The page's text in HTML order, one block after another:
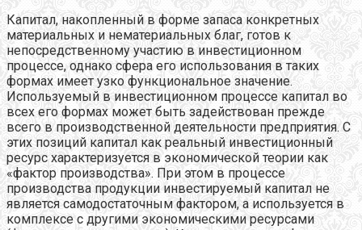
Капитал, накопленный в форме запаса конкретных
материальных и нематериальных благ, готов к
непосредственному участию в инвестиционном
процессе, однако сфера его использования в таких
формах имеет узко функциональное значение.
Используемый в инвестиционном процессе капитал во
всех его формах может быть задействован прежде
всего в производственной деятельности предприятия. С
этих позиций капитал как реальный инвестиционный
ресурс характеризуется в экономической теории как
«фактор производства». При этом в процессе
производства продукции инвестируемый капитал не
является самодостаточным фактором, а используется в
комплексе с другими экономическими ресурсами